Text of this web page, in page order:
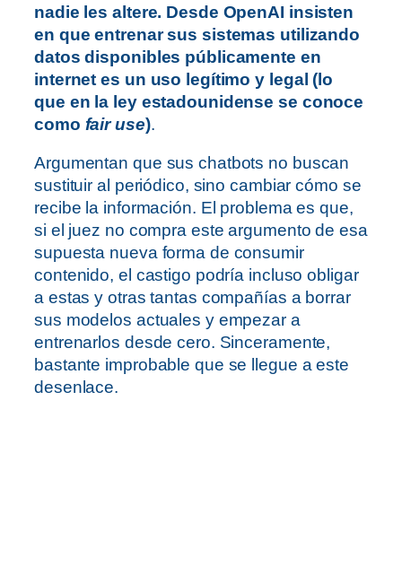
nadie les altere. Desde OpenAI insisten
en que entrenar sus sistemas utilizando
datos disponibles públicamente en
internet es un uso legítimo y legal (lo
que en la ley estadounidense se conoce
como fair use).
Argumentan que sus chatbots no buscan
sustituir al periódico, sino cambiar cómo se
recibe la información. El problema es que,
si el juez no compra este argumento de esa
supuesta nueva forma de consumir
contenido, el castigo podría incluso obligar
a estas y otras tantas compañías a borrar
sus modelos actuales y empezar a
entrenarlos desde cero. Sinceramente,
bastante improbable que se llegue a este
desenlace.